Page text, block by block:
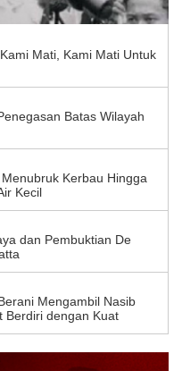
Mati, Kami Mati Untuk
Batas Wilayah
Kerbau Hingga
Kecil
dan Pembuktian De
Mengambil Nasib
Berdiri dengan Kuat